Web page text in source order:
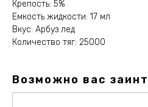
Крепость: 5%
Емкость жидкости: 17 мл
Вкус: Арбуз лед
Количество тяг: 25000
Возможно вас